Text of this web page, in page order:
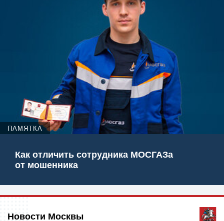
ПАМЯТКА
Как отличить сотрудника МОСГАЗа
от мошенника
Новости Москвы